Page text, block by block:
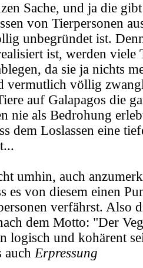
Sache, und ja die gibt
von Tierpersonen
unbegründet ist.
ist, werden
da sie ja nichts
vermutlich völlig
auf Galapagos die
nie als Bedrohung
dem Loslassen eine
umhin, auch
es von diesem einen
verfährst. Also
dem Motto: "Der
logisch und kohärent
auchErpressung